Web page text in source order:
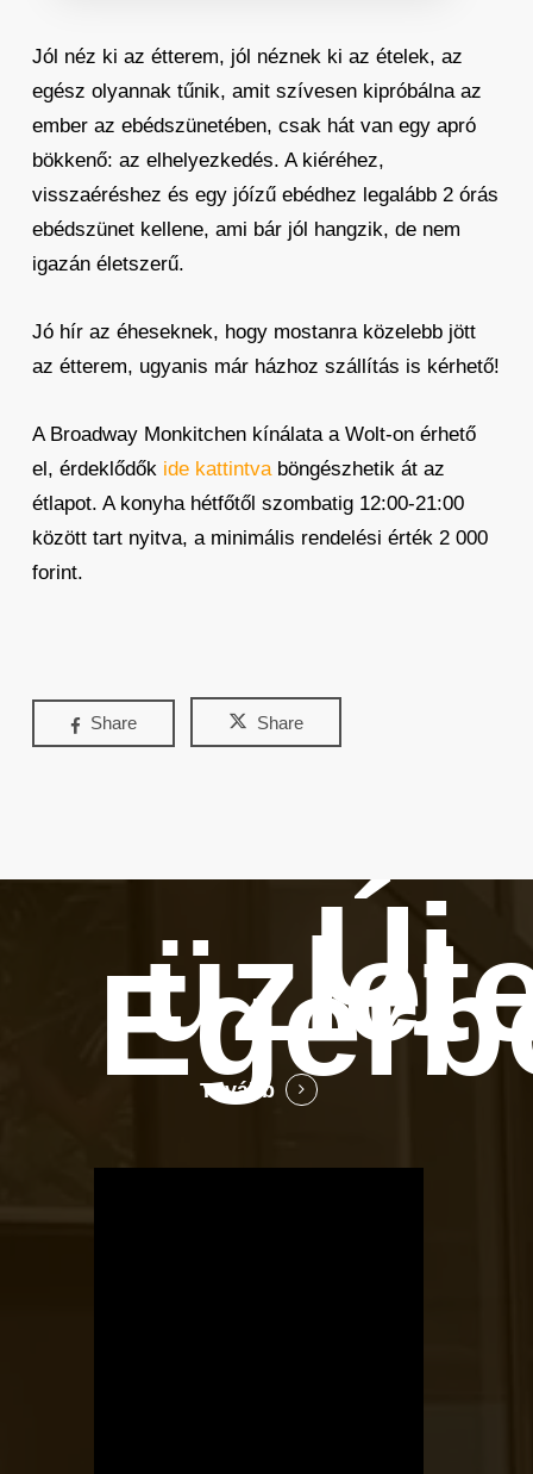
Jól néz ki az étterem, jól néznek ki az ételek, az
egész olyannak tűnik, amit szívesen kipróbálna az
ember az ebédszünetében, csak hát van egy apró
bökkenő: az elhelyezkedés. A kiéréhez,
visszaéréshez és egy jóízű ebédhez legalább 2 órás
ebédszünet kellene, ami bár jól hangzik, de nem
igazán életszerű.
Jó hír az éheseknek, hogy mostanra közelebb jött
az étterem, ugyanis már házhoz szállítás is kérhető!
A Broadway Monkitchen kínálata a Wolt-on érhető
el, érdeklődők ide kattintvaböngészhetik át az
étlapot. A konyha hétfőtől szombatig 12:00-21:00
között tart nyitva, a minimális rendelési érték 2 000
forint.
Share Share
Új
Tovább